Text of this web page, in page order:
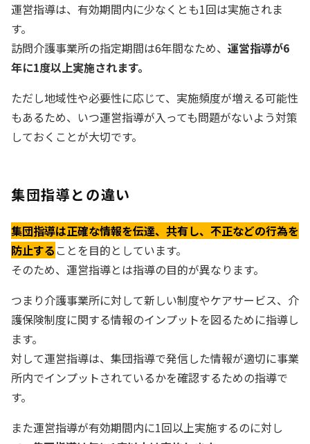
運営指導は、有効期間内に少なくとも1回は実施されま
す。
訪問介護事業所の指定期間は6年間なため、 運営指導が6
年に1度以上実施されます。
ただし地域性や必要性に応じて、実施頻度が増える可能性
もあるため、いつ運営指導が入っても問題がないよう対策
しておくことが大切です。
集団指導との違い
集団指導は正確な情報を伝達、共有し、不正などの行為を
防止する ことを目的としています。
そのため、運営指導とは指導の目的が異なります。
つまり介護事業所に対して新しい制度やケアサービス、介
護保険制度に関する情報のインプットを図るために指導し
ます。
対して運営指導は、集団指導で発信した情報が適切に事業
所内でインプットされているかを確認するための指導で
す。
また運営指導が有効期間内に1回以上実施するのに対し